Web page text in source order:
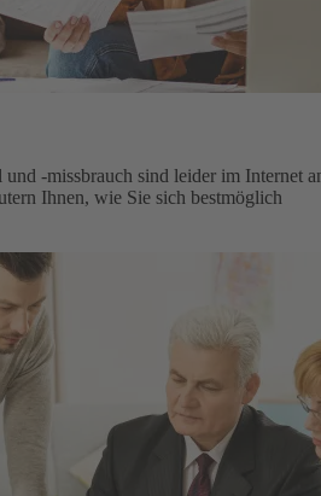
-missbrauch sind leider im Internet
Ihnen, wie Sie sich bestmöglich